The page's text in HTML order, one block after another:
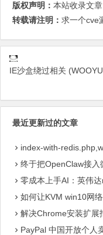
版权声明： 本站收录文
转载请注明： 求一个cve
IE沙盒绕过相关
最近更新过的文章
index-with-
终于把OpenClaw接入
零成本上手AI：英伟
如何让KVM win10网
解决Chrome安装扩展
PayPal 中国开放个人